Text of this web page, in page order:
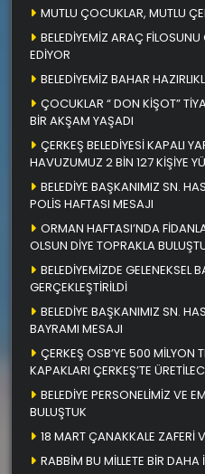
MUTLU ÇOCUKLAR, MUTLU
BELEDİYEMİZ ARAÇ
EDİYOR
BELEDİYEMİZ BAHAR
ÇOCUKLAR “ DON KİŞOT”
BİR AKŞAM YAŞADI
ÇERKEŞ BELEDİYESİ KAPALI
HAVUZUMUZ 2 BİN 127 KİŞİYE
BELEDİYE BAŞKANIMIZ SN.
POLİS HAFTASI MESAJI
ORMAN HAFTASI’NDA
OLSUN DİYE TOPRAKLA
BELEDİYEMİZDE GELENEKSEL
GERÇEKLEŞTİRİLDİ
BELEDİYE BAŞKANIMIZ SN.
BAYRAMI MESAJI
ÇERKEŞ OSB’YE 500 MİLYON
KAPAKLARI ÇERKEŞ’TE
BELEDİYE PERSONELİMİZ VE
BULUŞTUK
18 MART ÇANAKKALE ZAFERİ
RABBİM BU MİLLETE BİR